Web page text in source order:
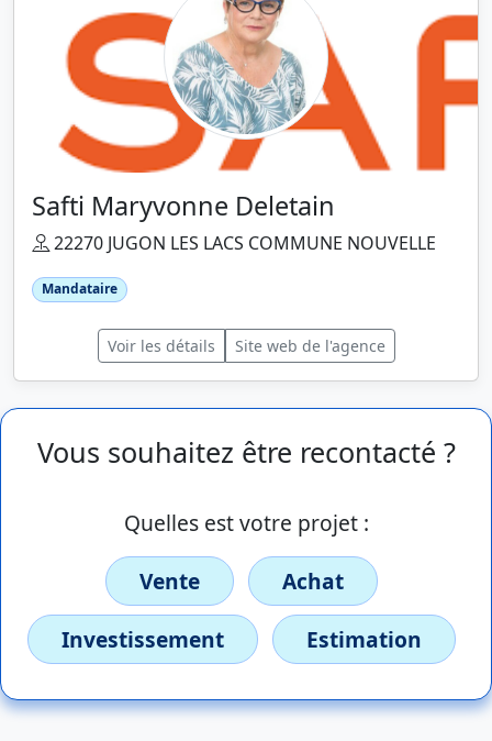
Safti Maryvonne Deletain
22270 JUGON LES LACS COMMUNE NOUVELLE
Mandataire
Voir les détails Site web de l'agence
Vous souhaitez être recontacté ?
Quelles est votre projet :
Vente
Achat
Investissement
Estimation